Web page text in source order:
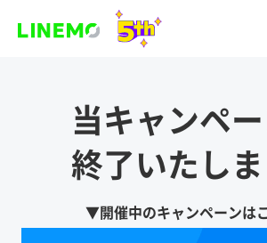
当キャンペ
終了いたし
▼開催中のキャンペーンは